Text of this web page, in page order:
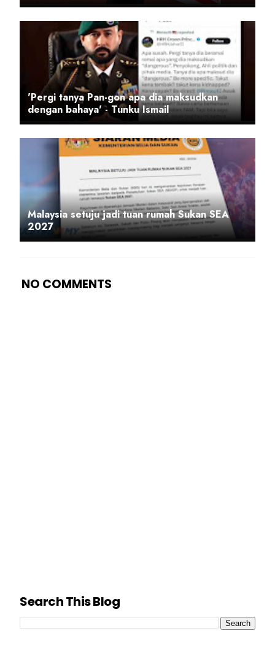
'Pergi tanya Pan-gon apa dia maksudkan
dengan bahaya' - Tunku Ismail
Malaysia setuju jadi tuan rumah Sukan SEA
2027
NO COMMENTS
Search This Blog